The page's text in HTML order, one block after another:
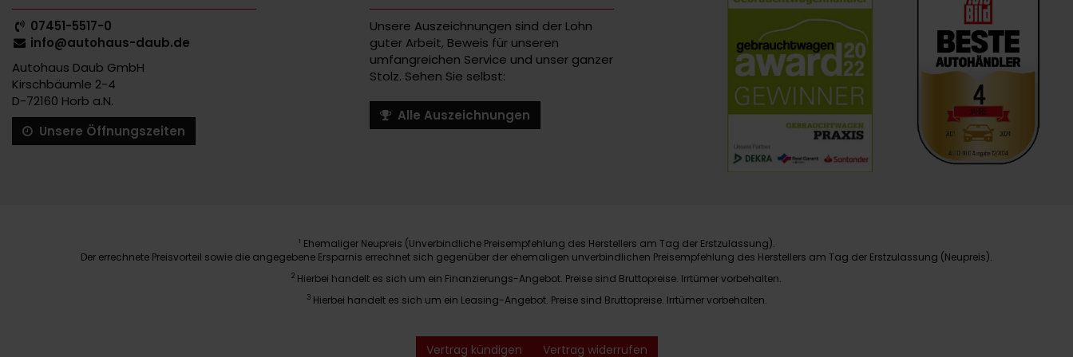
07451-5517-0
info@autohaus-daub.de
Autohaus Daub GmbH
Kirschbäumle 2-4
D-72160 Horb a.N.
Unsere Öffnungszeiten
Unsere Auszeichnungen sind der Lohn
guter Arbeit, Beweis für unseren
umfangreichen Service und unser ganzer
Stolz. Sehen Sie selbst:
Alle Auszeichnungen
1 Ehemaliger Neupreis (Unverbindliche Preisempfehlung des Herstellers am Tag der Erstzulassung).
Der errechnete Preisvorteil sowie die angegebene Ersparnis errechnet sich gegenüber der ehemaligen unverbindlichen Preisempfehlung des Herstellers am Tag der Erstzulassung (Neupreis).
2 Hierbei handelt es sich um ein Finanzierungs-Angebot. Preise sind Bruttopreise. Irrtümer vorbehalten.
3 Hierbei handelt es sich um ein Leasing-Angebot. Preise sind Bruttopreise. Irrtümer vorbehalten.
Vertrag kündigen Vertrag widerrufen